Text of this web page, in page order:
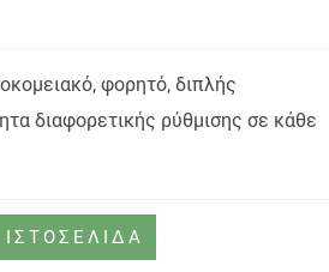
φορητό, διπλής
διαφορετικής ρύθμισης σε κάθε